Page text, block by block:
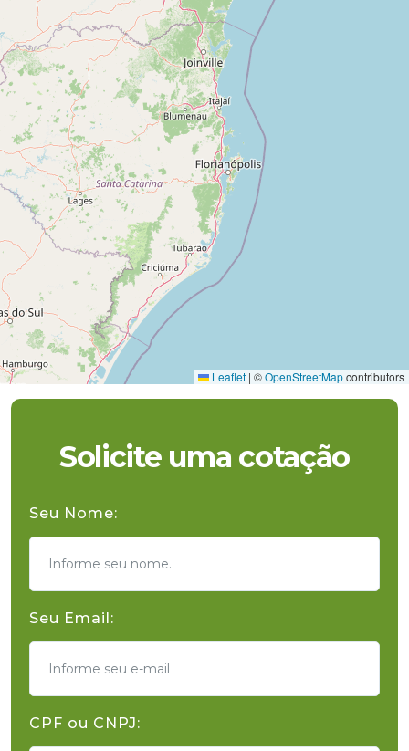
Leaflet | ©OpenStreetMapcontributors
Solicite uma cotação
Seu Nome:
Seu Email:
CPF ou CNPJ: